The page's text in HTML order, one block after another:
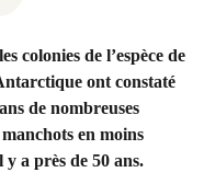
colonies de l’espèce de
ont constaté
de nombreuses
en moins
a près de 50 ans.